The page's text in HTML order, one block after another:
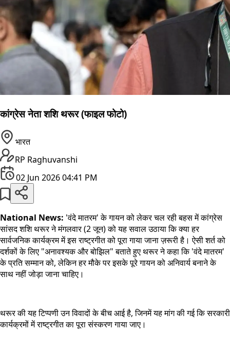
कांग्रेस नेता शशि थरूर (फाइल फोटो)
भारत
RP Raghuvanshi
02 Jun 2026 04:41 PM
National News: 'वंदे मातरम' के गायन को लेकर चल रही बहस में कांग्रेस
सांसद शशि थरूर ने मंगलवार (2 जून) को यह सवाल उठाया कि क्या हर
सार्वजनिक कार्यक्रम में इस राष्ट्रगीत को पूरा गाया जाना ज़रूरी है। ऐसी शर्त को
दर्शकों के लिए "अनावश्यक और बोझिल" बताते हुए थरूर ने कहा कि 'वंदे मातरम'
के प्रति सम्मान को, लेकिन हर मौके पर इसके पूरे गायन को अनिवार्य बनाने के
साथ नहीं जोड़ा जाना चाहिए।
थरूर की यह टिप्पणी उन विवादों के बीच आई है, जिनमें यह मांग की गई कि सरकारी
कार्यक्रमों में राष्ट्रगीत का पूरा संस्करण गाया जाए।